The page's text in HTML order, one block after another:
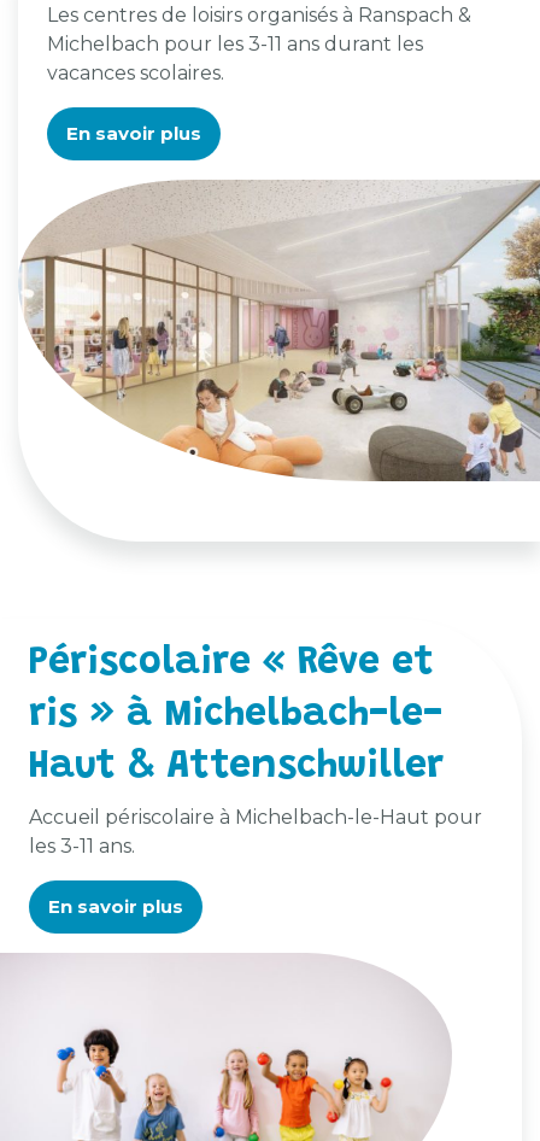
Les centres de loisirs organisés à Ranspach &
Michelbach pour les 3-11 ans durant les
vacances scolaires.
En savoir plus
Périscolaire « Rêve et
ris » à Michelbach-le-
Haut & Attenschwiller
Accueil périscolaire à Michelbach-le-Haut pour
les 3-11 ans.
En savoir plus